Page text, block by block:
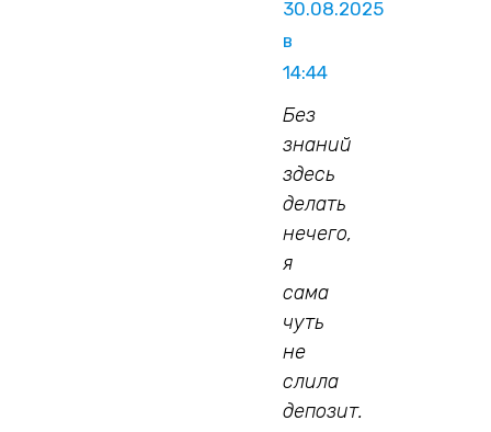
30.08.2025
в
14:44
Без
знаний
здесь
делать
нечего,
я
сама
чуть
не
слила
депозит.